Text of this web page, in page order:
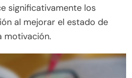
significativamente los
al mejorar el estado de
motivación.